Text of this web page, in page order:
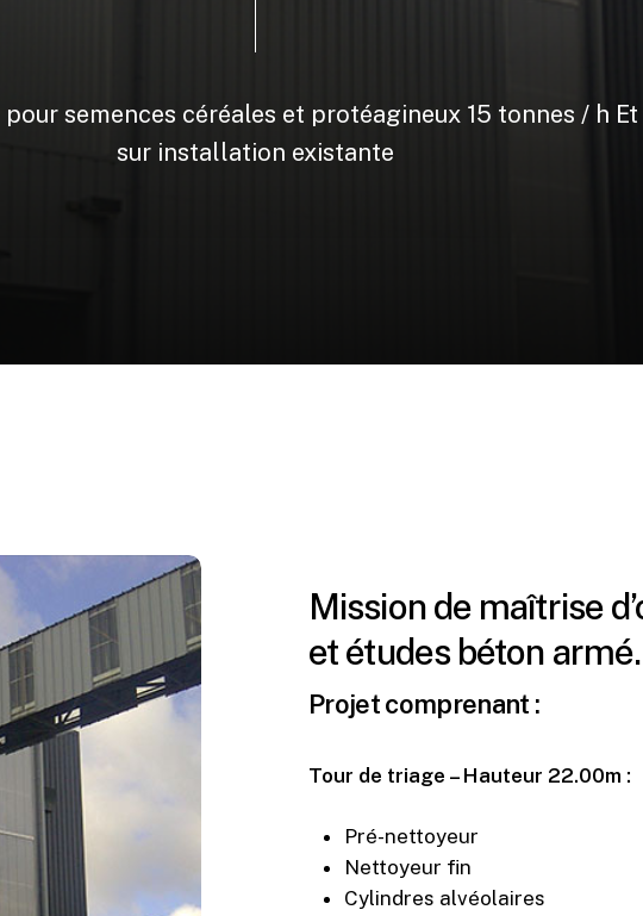
pour semences céréales et protéagineux 15 tonnes / h Et
sur installation existante
Mission de maîtrise
et études béton armé.
Projet comprenant :
Tour de triage – Hauteur 22.00m :
Pré-nettoyeur
Nettoyeur fin
Cylindres alvéolaires